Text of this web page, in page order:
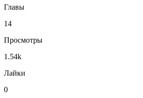
Главы
14
Просмотры
1.54k
Лайки
0